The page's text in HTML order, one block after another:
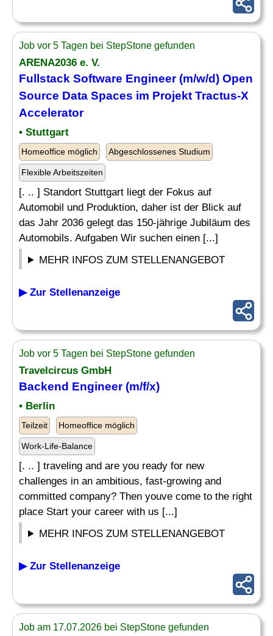
Job vor 5 Tagen bei StepStone gefunden
ARENA2036 e. V.
Fullstack Software Engineer(m/w/d) Open
Source Data Spaces im Projekt Tractus-X
Accelerator
• Stuttgart
Homeoffice möglich Abgeschlossenes Studium
Flexible Arbeitszeiten
[. .. ] Standort Stuttgart liegt der Fokus auf
Automobil und Produktion, daher ist der Blick auf
das Jahr 2036 gelegt das 150-jährige Jubiläum des
Automobils. Aufgaben Wir suchen einen [...]
MEHR INFOS ZUM STELLENANGEBOT
▶ Zur Stellenanzeige
Job vor 5 Tagen bei StepStone gefunden
Travelcircus GmbH
Backend Engineer(m/f/x)
• Berlin
Teilzeit Homeoffice möglich
Work-Life-Balance
[. .. ] traveling and are you ready for new
challenges in an ambitious, fast-growing and
committed company? Then youve come to the right
place Start your career with us [...]
MEHR INFOS ZUM STELLENANGEBOT
▶ Zur Stellenanzeige
Job am 17.07.2026 bei StepStone gefunden